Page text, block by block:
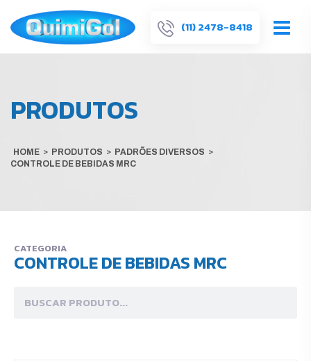
(11) 2478-8418
PRODUTOS
HOME > PRODUTOS > PADRÕES DIVERSOS >
CONTROLE DE BEBIDAS MRC
CATEGORIA
CONTROLE DE BEBIDAS MRC